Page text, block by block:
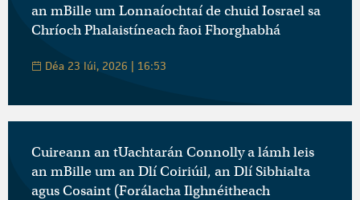
an mBille um Lonnaíochtaí de chuid Iosrael sa
Chríoch Phalaistíneach faoi Fhorghabhá
Déa 23 Iúi, 2026 | 16:53
Cuireann an tUachtarán Connolly a lámh leis
an mBille um an Dlí Coiriúil, an Dlí Sibhialta
agus Cosaint (Forálacha Ilghnéitheach